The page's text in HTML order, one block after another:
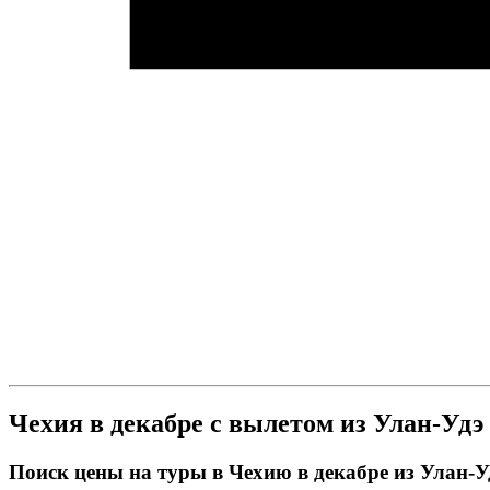
Чехия в декабре с вылетом из Улан-Удэ
Поиск цены на туры в Чехию в декабре из Улан-